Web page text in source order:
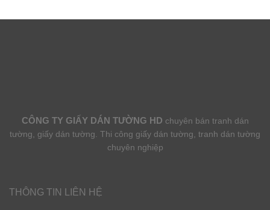
CÔNG TY GIẤY DÁN TƯỜNG HD chuyên bán tranh dán
tường, giấy dán tường. Thi công giấy dán tường, tranh dán tường
chuyên nghiệp
THÔNG TIN LIÊN HỆ